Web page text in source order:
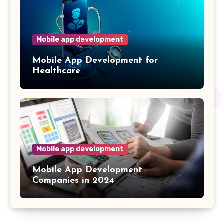
Mobile app development
Mobile App Development for
Healthcare
Mobile app development
Mobile App Development
Companies in 2024